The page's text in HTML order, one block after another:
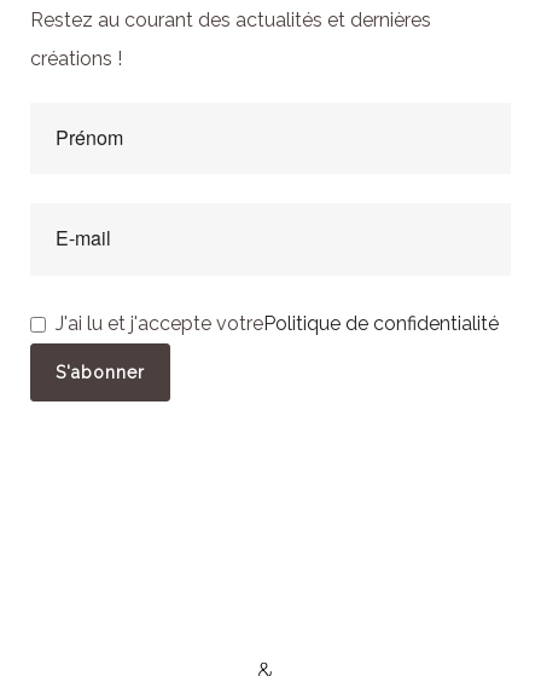
Restez au courant des actualités et dernières
créations !
J'ai lu et j'accepte votrePolitique de confidentialité